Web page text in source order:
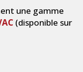
une gamme
(disponible sur